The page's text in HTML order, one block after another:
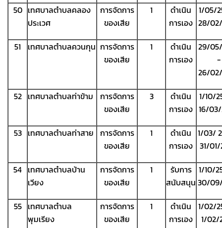
50 เทศบาลตำบลคลอง
ประเวศ
การจัดการ
ของเสีย
1
ดำเนิน
การเอง
1/05/
28/
51
เทศบาลตำบลควนกุน การจัดการ
ของเสีย
1
ดำเนิน
การเอง
29/
-
26/
52 เทศบาลตำบลท่าข้าม
การจัดการ
ของเสีย
3
ดำเนิน
การเอง
1/10/
16/
53 เทศบาลตำบลท่าสาย การจัดการ
ของเสีย
1
ดำเนิน
การเอง
1/03/
31/
54 เทศบาลตำบลบ้าน
เวียง
การจัดการ
ของเสีย
1
รับการ
สนับสนุน
1/10/
30/
55 เทศบาลตำบล
พุมเรียง
การจัดการ
ของเสีย
1
ดำเนิน
การเอง
1/02/
1/02/